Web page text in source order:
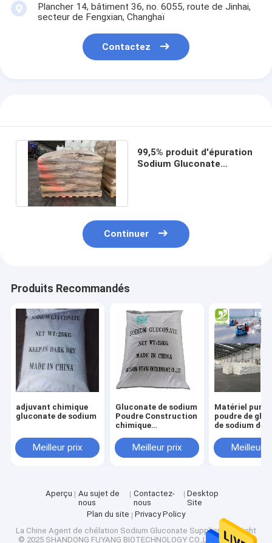
Aperçu
Visite d'usine
Contrôle de la qualité
Contact
nouvelles
Tous les cas
Édulcorant naturel d'érythritol
Édulcorant en poudre d'érythritol
Plancher 14, bâtiment 36, no. 6055, route de Jinhai,
secteur de Fengxian, Changhaï
Contactez
99,5% produit d'épuration
Sodium Gluconate
Continuer
Produits Recommandés
adjuvant chimique
gluconate de sodium
Meilleur prix
Gluconate de sodium
Poudre Construction
chimique
béton Additif Qualité
alimentaire Tech
Meilleur prix
Matériel pur
poudre de
de sodium de
CAS 527-07-1
Meilleur
Aperçu
Au sujet de
nous
Contactez-
nous
Desktop
Site
Plan du site
Privacy Policy
La Chine Agent de chélation Sodium Gluconate Supplier.Copyright
© 2025 SHANDONG FUYANG BIOTECHNOLOGY CO.,LTD. All Rights